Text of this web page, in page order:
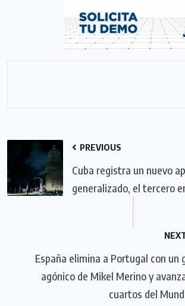
PREVIOUS
Cuba registra un nuevo
generalizado, el tercero
España elimina a Portugal con un
agónico de Mikel Merino y
cuartos del